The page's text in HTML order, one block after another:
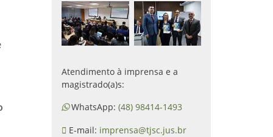
Atendimento à imprensa e a
magistrado(a)s:
WhatsApp: (48) 98414-1493
E-mail: imprensa@tjsc.jus.br